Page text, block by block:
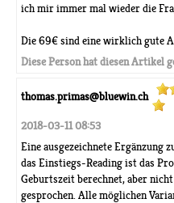
ich mir immer mal wieder die
Die 69€ sind eine wirklich gute
Diese Person hat diesen Artikel
thomas.primas@bluewin.ch
2018-03-11 08:53
Eine ausgezeichnete Ergänzung
das Einstiegs-Reading ist das
Geburtszeit berechnet, aber
gesprochen. Alle möglichen